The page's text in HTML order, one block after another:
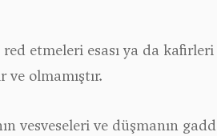
etmeleri esası ya da
olmamıştır.
ve düşmanın